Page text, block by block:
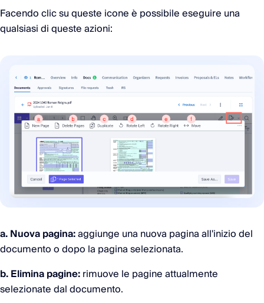
Facendo clic su queste icone è possibile eseguire una
qualsiasi di queste azioni:
a. Nuova pagina:aggiunge una nuova pagina all'inizio del
documento o dopo la pagina selezionata.
b. Elimina pagine:rimuove le pagine attualmente
selezionate dal documento.